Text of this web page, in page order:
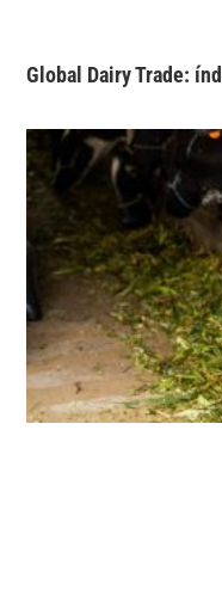
Global Dairy Trade: